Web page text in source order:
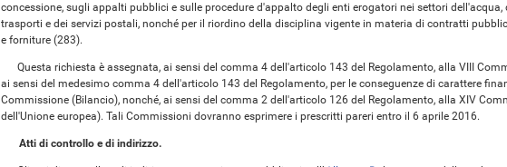
concessione, sugli appalti pubblici e sulle procedure d'appalto degli enti erogatori nei settori dell'acqua,
trasporti e dei servizi postali, nonché per il riordino della disciplina vigente in materia di contratti
e forniture (283).
Questa richiesta è assegnata, ai sensi del comma 4 dell'articolo 143 del Regolamento, alla VIII
ai sensi del medesimo comma 4 dell'articolo 143 del Regolamento, per le conseguenze di carattere
Commissione (Bilancio), nonché, ai sensi del comma 2 dell'articolo 126 del Regolamento, alla XIV
dell'Unione europea). Tali Commissioni dovranno esprimere i prescritti pareri entro il 6 aprile 2016.
Atti di controllo e di indirizzo.